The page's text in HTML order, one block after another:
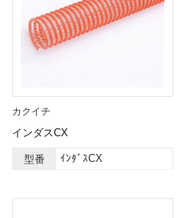
カクイチ
インダスCX
型番 ｲﾝﾀﾞｽCX